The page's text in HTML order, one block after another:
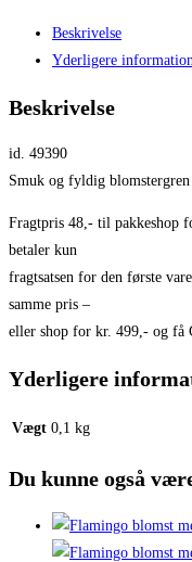
Beskrivelse
Yderligere information
Beskrivelse
id. 49390
Smuk og fyldig
Fragtpris 48,- til pakkeshop
betaler kun
fragtsatsen for den første
samme pris –
eller shop for kr. 499,- og få
Yderligere
Vægt 0,1 kg
Du kunne også